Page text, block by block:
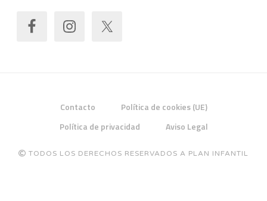
Contacto
Política de cookies (UE)
Política de privacidad
Aviso Legal
TODOS LOS DERECHOS RESERVADOS A PLAN INFANTIL